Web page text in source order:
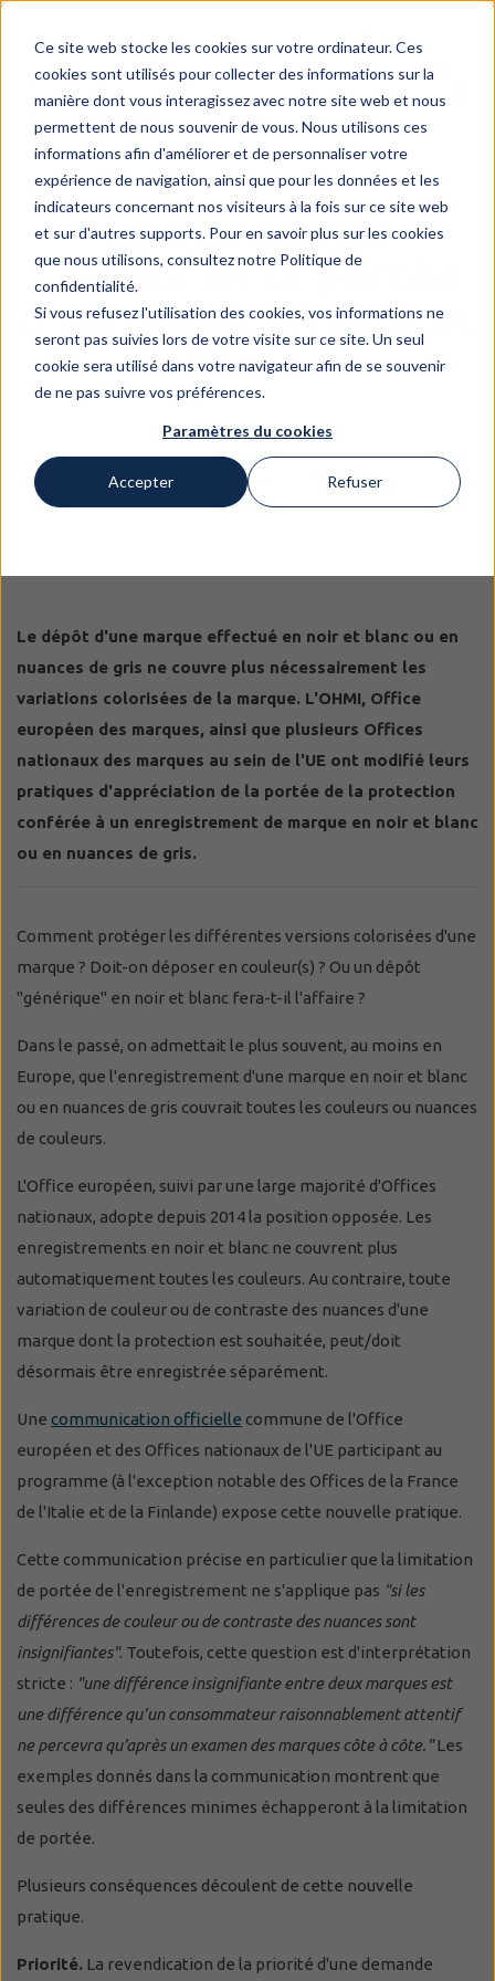
Ce site web stocke les cookies sur votre ordinateur. Ces
cookies sont utilisés pour collecter des informations sur la
manière dont vous interagissez avec notre site web et nous
permettent de nous souvenir de vous. Nous utilisons ces
informations afin d'améliorer et de personnaliser votre
expérience de navigation, ainsi que pour les données et les
indicateurs concernant nos visiteurs à la fois sur ce site web
et sur d'autres supports. Pour en savoir plus sur les cookies
que nous utilisons, consultez notre Politique de
confidentialité.
Si vous refusez l'utilisation des cookies, vos informations ne
seront pas suivies lors de votre visite sur ce site. Un seul
cookie sera utilisé dans votre navigateur afin de se souvenir
de ne pas suivre vos préférences.
Paramètres du cookies
Accepter Refuser
La marque en
couleur et la portée
d'un dépôt en noir et
blanc
Le dépôt d'une marque effectué en noir et blanc ou en
nuances de gris ne couvre plus nécessairement les
variations colorisées de la marque. L'OHMI, Office
européen des marques, ainsi que plusieurs Offices
nationaux des marques au sein de l'UE ont modifié leurs
pratiques d'appréciation de la portée de la protection
conférée à un enregistrement de marque en noir et blanc
ou en nuances de gris.
Comment protéger les différentes versions colorisées d'une
marque ? Doit-on déposer en couleur(s) ? Ou un dépôt
"générique" en noir et blanc fera-t-il l'affaire ?
Dans le passé, on admettait le plus souvent, au moins en
Europe, que l'enregistrement d'une marque en noir et blanc
ou en nuances de gris couvrait toutes les couleurs ou nuances
de couleurs.
L'Office européen, suivi par une large majorité d'Offices
nationaux, adopte depuis 2014 la position opposée. Les
enregistrements en noir et blanc ne couvrent plus
automatiquement toutes les couleurs. Au contraire, toute
variation de couleur ou de contraste des nuances d'une
marque dont la protection est souhaitée, peut/doit
désormais être enregistrée séparément.
Une communication officielle commune de l'Office
européen et des Offices nationaux de l'UE participant au
programme (à l'exception notable des Offices de la France
de l'Italie et de la Finlande) expose cette nouvelle pratique.
Cette communication précise en particulier que la limitation
de portée de l'enregistrement ne s'applique pas "si les
différences de couleur ou de contraste des nuances sont
insignifiantes". Toutefois, cette question est d'interprétation
stricte : "une différence insignifiante entre deux marques est
une différence qu’un consommateur raisonnablement attentif
ne percevra qu’après un examen des marques côte à côte."Les
exemples donnés dans la communication montrent que
seules des différences minimes échapperont à la limitation
de portée.
Plusieurs conséquences découlent de cette nouvelle
pratique.
Priorité. La revendication de la priorité d'une demande